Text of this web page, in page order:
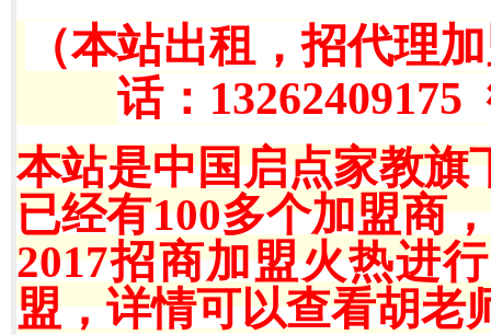
（本站出租，招代理
话：
本站是中国启点家教旗
已经有100多个加盟商
2017招商加盟火热进
盟，详情可以查看胡老